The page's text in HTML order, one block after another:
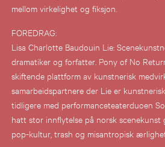
mellom virkelighet og fiksjon.
FOREDRAG:
Lisa Charlotte Baudouin Lie:
dramatiker og forfatter. Pony of No
skiftende plattform av kunstnerisk
samarbeidspartnere der Lie er
tidligere med performanceteaterduoen
hatt stor innflytelse på norsk scenekunst
pop-kultur, trash og misantropisk